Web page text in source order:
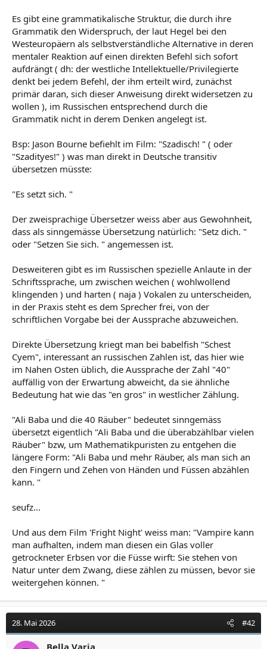
Es gibt eine grammatikalische Struktur, die durch ihre
Grammatik den Widerspruch, der laut Hegel bei den
Westeuropäern als selbstverständliche Alternative in deren
mentaler Reaktion auf einen direkten Befehl sich sofort
aufdrängt ( dh: der westliche Intellektuelle/Privilegierte
denkt bei jedem Befehl, der ihm erteilt wird, zunächst
primär daran, sich dieser Anweisung direkt widersetzen zu
wollen ), im Russischen entsprechend durch die
Grammatik nicht in derem Denken angelegt ist.
Bsp: Jason Bourne befiehlt im Film: "Szadisch! " ( oder
"Szadityes!" ) was man direkt in Deutsche transitiv
übersetzen müsste:
"Es setzt sich. "
Der zweisprachige Übersetzer weiss aber aus Gewohnheit,
dass als sinngemässe Übersetzung natürlich: "Setz dich. "
oder "Setzen Sie sich. " angemessen ist.
Desweiteren gibt es im Russischen spezielle Anlaute in der
Schriftssprache, um zwischen weichen ( wohlwollend
klingenden ) und harten ( naja ) Vokalen zu unterscheiden,
in der Praxis steht es dem Sprecher frei, von der
schriftlichen Vorgabe bei der Aussprache abzuweichen.
Direkte Übersetzung kriegt man bei babelfish "Schest
Cyem", interessant an russischen Zahlen ist, das hier wie
im Nahen Osten üblich, die Aussprache der Zahl "40"
auffällig von der Erwartung abweicht, da sie ähnliche
Bedeutung hat wie das "en gros" in westlicher Zählung.
"Ali Baba und die 40 Räuber" bedeutet sinngemäss
übersetzt eigentlich "Ali Baba und die überabzählbar vielen
Räuber" bzw, um Mathematikpuristen zu entgehen die
längere Form: "Ali Baba und mehr Räuber, als man sich an
den Fingern und Zehen von Händen und Füssen abzählen
kann. "
seufz...
Und aus dem Film 'Fright Night' weiss man: "Vampire kann
man aufhalten, indem man diesen ein Glas voller
getrockneter Erbsen vor die Füsse wirft: Sie stehen von
Natur unter dem Zwang, diese zählen zu müssen, bevor sie
weitergehen können. "
28. Mai 2026 #42
Bella Varia